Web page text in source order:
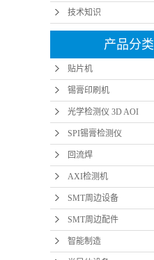
技术知识
产品分类
贴片机
锡膏印刷机
光学检测仪 3D AOI
SPI锡膏检测仪
回流焊
AXI检测机
SMT周边设备
SMT周边配件
智能制造